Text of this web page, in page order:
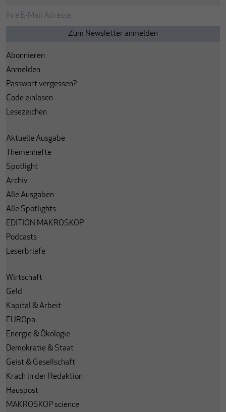
Abonnieren
Anmelden
Passwort vergessen?
Code einlösen
Lesezeichen
Aktuelle Ausgabe
Themenhefte
Spotlight
Archiv
Alle Ausgaben
Alle Spotlights
EDITION MAKROSKOP
Podcasts
Leserbriefe
Wirtschaft
Geld
Kapital & Arbeit
EUROpa
Energie & Ökologie
Demokratie & Staat
Geist & Gesellschaft
Krach in der Redaktion
Hauspost
MAKROSKOP science